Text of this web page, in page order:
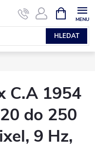
HLEDAT
NÁKUPNÍ
KOŠÍK
C.A 1954
do 250
9 Hz,